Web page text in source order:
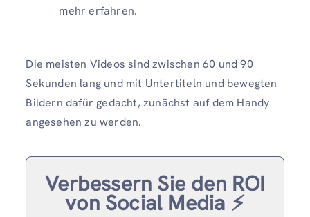
mehr erfahren.
Die meisten Videos sind zwischen 60 und 90
Sekunden lang und mit Untertiteln und bewegten
Bildern dafür gedacht, zunächst auf dem Handy
angesehen zu werden.
Verbessern Sie den ROI
von Social Media ⚡️